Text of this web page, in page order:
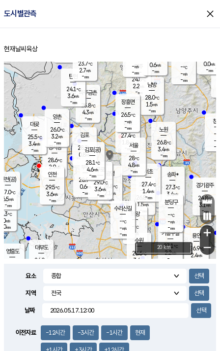
도시별관측 close
홈
현재날씨 육상
의도
℃
m/s
mm
영흥도
양주
24.8℃
2.2
-mm
과천
26.8℃
1.5m/s
- mm
용인
26.9℃
2.4m/s
경기광주
24.8℃
3.1m/s
-mm
2.4m/s
대부도
24.0
14.5
경서동
28.6℃
2.9m/s
-mm
파주금촌
25.8℃
4.3m/s
-mm
-℃
-m/s
-mm
대곶
25.5℃
3.4m/s
-mm
창
-
-m/
-
탄현
24.1℃
3.6m/s
-mm
0.0m/s
-mm
의왕
- ℃
m/s
mm
김포
28.2℃
0.8 m/s
mm
광명
28.8 ℃
2.1 m/s
-mm
부천
28.9℃
0.6m/s
-mm
양촌
26.0℃
3.2m/s
-mm
구로
29.0℃
3.6m/s
-mm
은평
27.4℃
1.8 m/s
- mm
노원
26.8℃
3.4m/s
-mm
송파*
27.3℃
3.4m/s
-mm
서초
27.4℃
1.4m/s
-mm
남방
28.0℃
1.5m/s
-mm
기흥구갈
27.1℃
2.2m/s
-
수리산길
-℃
-m/s
-mm
분당구
-℃
-m/s
-mm
장흥면
26.5℃
-m/s
-mm
-m/s
-mm
인천(공)
27.0℃
6.5m/s
-mm
김포(공)
28.1℃
4.6m/s
-mm
수원
28.6℃
3.6 m/s
인천
29.5℃
3.6m/s
-mm
서울
28℃
4.8m/s
-mm
23.7℃
2.7m/s
-mm
0.6m/s
-mm
+
−
20 km
요소
지역
날짜
이전자료 -12시간 -3시간 -1시간 현재